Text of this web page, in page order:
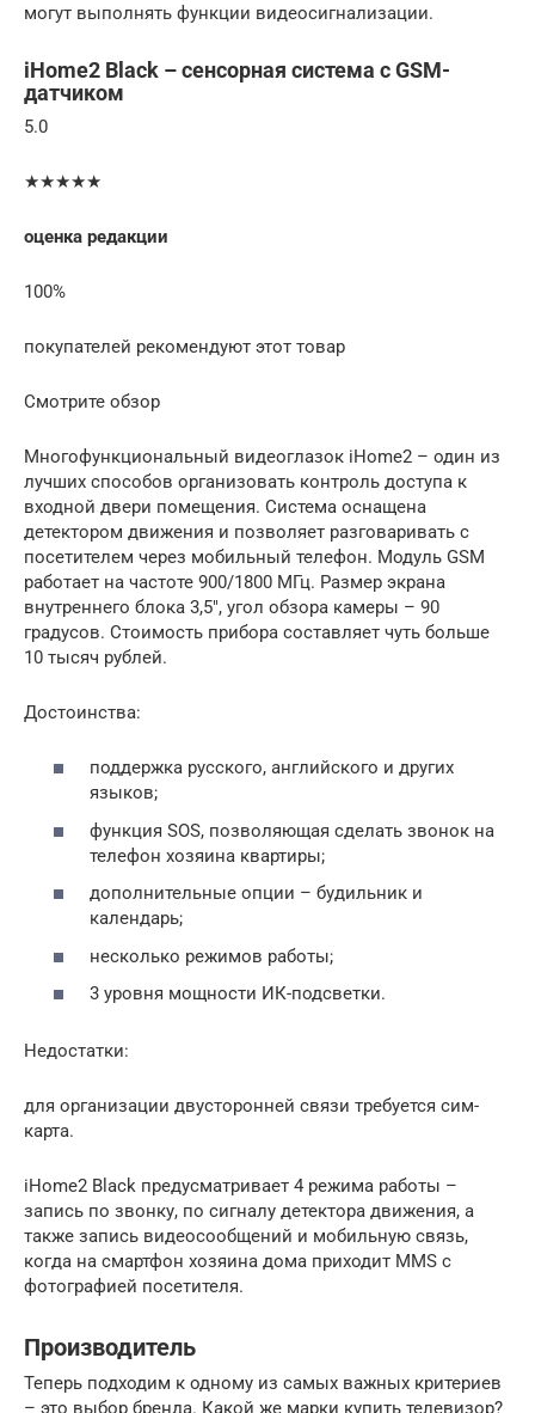
могут выполнять функции видеосигнализации.
iHome2 Black – сенсорная система с GSM-
датчиком
5.0
★★★★★
оценка редакции
100%
покупателей рекомендуют этот товар
Смотрите обзор
Многофункциональный видеоглазок iHome2 – один из
лучших способов организовать контроль доступа к
входной двери помещения. Система оснащена
детектором движения и позволяет разговаривать с
посетителем через мобильный телефон. Модуль GSM
работает на частоте 900/1800 МГц. Размер экрана
внутреннего блока 3,5″, угол обзора камеры – 90
градусов. Стоимость прибора составляет чуть больше
10 тысяч рублей.
Достоинства:
поддержка русского, английского и других
языков;
функция SOS, позволяющая сделать звонок на
телефон хозяина квартиры;
дополнительные опции – будильник и
календарь;
несколько режимов работы;
3 уровня мощности ИК-подсветки.
Недостатки:
для организации двусторонней связи требуется сим-
карта.
iHome2 Black предусматривает 4 режима работы –
запись по звонку, по сигналу детектора движения, а
также запись видеосообщений и мобильную связь,
когда на смартфон хозяина дома приходит MMS с
фотографией посетителя.
Производитель
Теперь подходим к одному из самых важных критериев
– это выбор бренда. Какой же марки купить телевизор?